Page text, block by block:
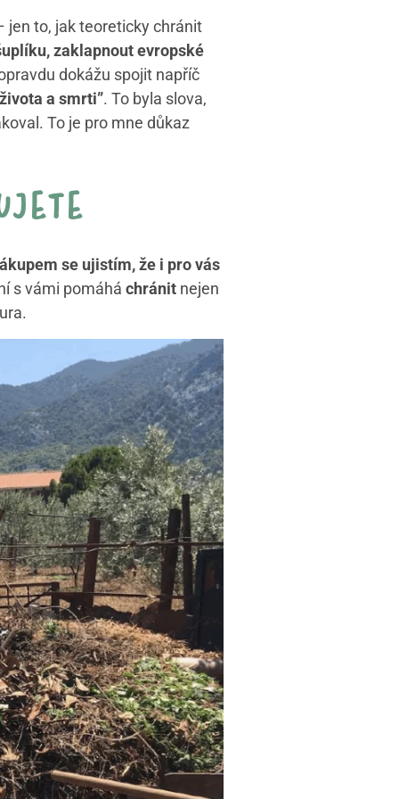
jen to, jak teoreticky chránit
zaklapnout evropské
dokážu spojit napříč
a smrti”. To byla slova,
To je pro mne důkaz
se ujistím, že i pro vás
s vámi pomáhá chránit nejen